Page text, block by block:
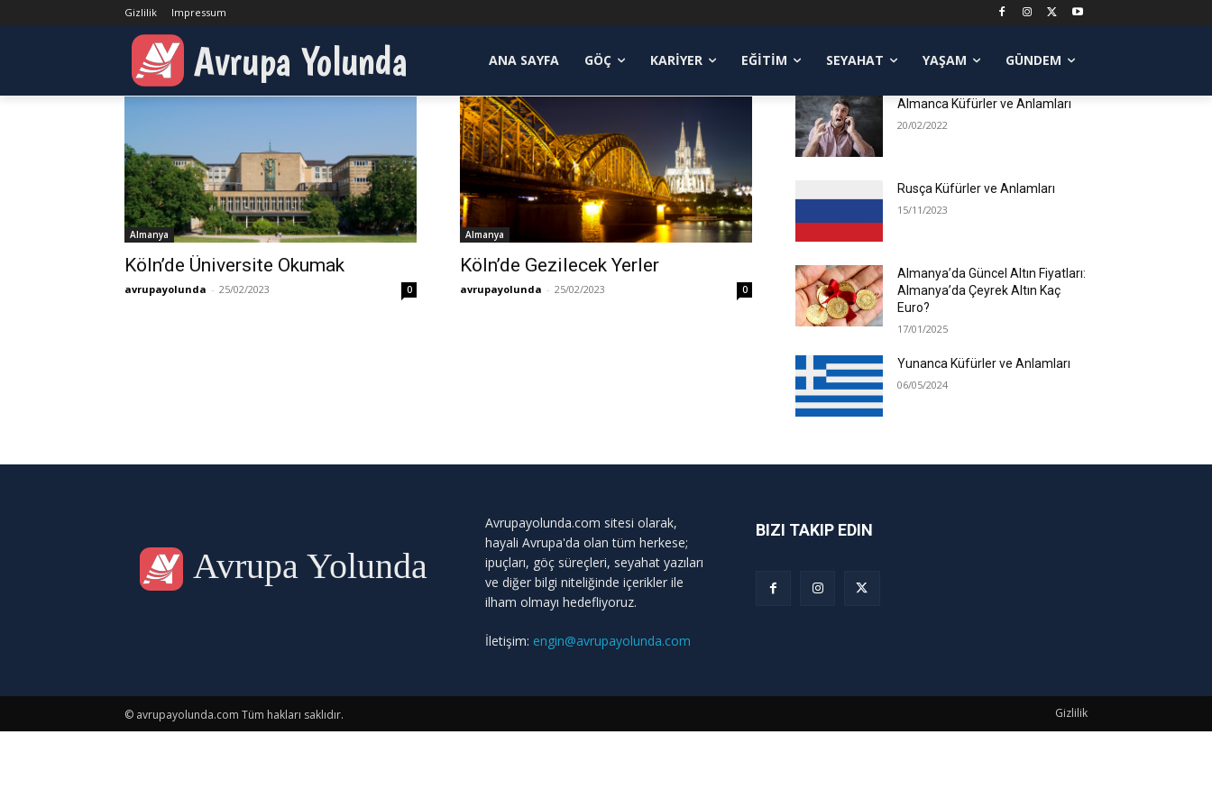
Gizlilik Impressum
Avrupa Yolunda ANA SAYFA GÖÇ KARIYER EĞITIM SEYAHAT YAŞAM GÜNDEM
Etiketler Köln
Etiket:Köln
Almanya
Köln’de Üniversite Okumak
avrupayolunda - 25/02/2023 0
Almanya
Köln’de Gezilecek Yerler
avrupayolunda - 25/02/2023 0
POPÜLER YAZILAR
Almanca Küfürler ve Anlamları
20/02/2022
Rusça Küfürler ve Anlamları
15/11/2023
Almanya’da Güncel Altın Fiyatları:
Almanya’da Çeyrek Altın Kaç
Euro?
17/01/2025
Yunanca Küfürler ve Anlamları
06/05/2024
Avrupa Yolunda
Avrupayolunda.com sitesi olarak,
hayali Avrupa'da olan tüm herkese;
ipuçları, göç süreçleri, seyahat yazıları
ve diğer bilgi niteliğinde içerikler ile
ilham olmayı hedefliyoruz.
İletişim: engin@avrupayolunda.com
BIZI TAKIP EDIN
© avrupayolunda.com Tüm hakları saklıdır. Gizlilik